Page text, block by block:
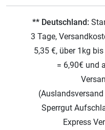
** Deutschland:
3 Tage,
5,35 €, über 1kg
= 6,90€ und
Sperrgut
Express